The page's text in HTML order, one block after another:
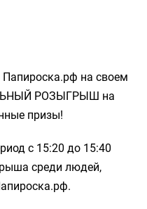
на своем
РОЗЫГРЫШ на
призы!
с 15:20 до 15:40
среди людей,